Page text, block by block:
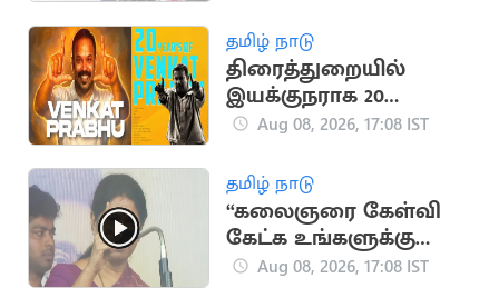
தமிழ் நாடு
திரைத்துறையில்
இயக்குநராக 20
ஆண்டுகள் நிறைவு..
நெகிழ்ச்சி பதிவு
Aug 08, 2026, 17:08 IST
தமிழ் நாடு
“கலைஞரை கேள்வி
கேட்க உங்களுக்கு
தகுதியில்லை” -
Aug 08, 2026, 17:08 IST